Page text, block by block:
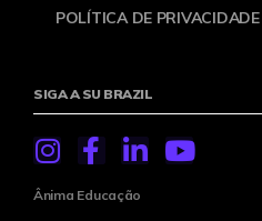
POLÍTICA DE PRIVACIDADE
SIGA A SU BRAZIL
Ânima Educação